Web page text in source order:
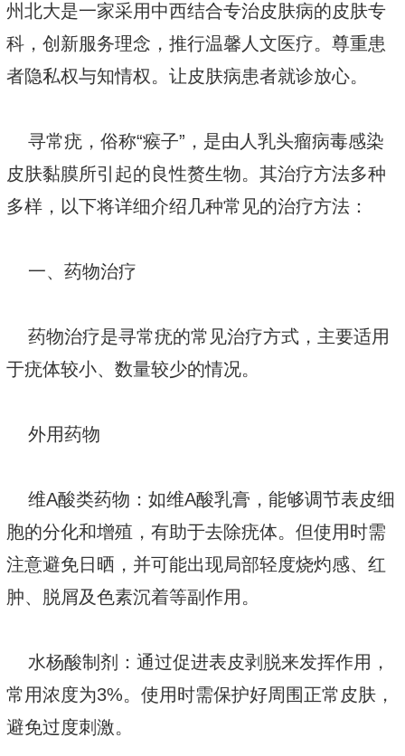
州北大是一家采用中西结合专治皮肤病的皮肤专
科，创新服务理念，推行温馨人文医疗。尊重患
者隐私权与知情权。让皮肤病患者就诊放心。
寻常疣，俗称“瘊子”，是由人乳头瘤病毒感染
皮肤黏膜所引起的良性赘生物。其治疗方法多种
多样，以下将详细介绍几种常见的治疗方法：
一、药物治疗
药物治疗是寻常疣的常见治疗方式，主要适用
于疣体较小、数量较少的情况。
外用药物
维A酸类药物：如维A酸乳膏，能够调节表皮细
胞的分化和增殖，有助于去除疣体。但使用时需
注意避免日晒，并可能出现局部轻度烧灼感、红
肿、脱屑及色素沉着等副作用。
水杨酸制剂：通过促进表皮剥脱来发挥作用，
常用浓度为3%。使用时需保护好周围正常皮肤，
避免过度刺激。